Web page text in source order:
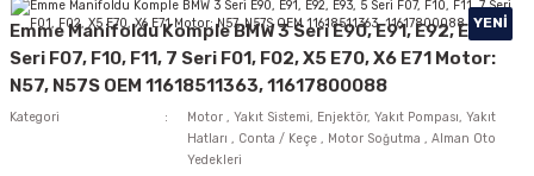
Yakıt Pompası, Yakıt Hatları
Alternatör Marş Motoru YENI
Emme Manifoldu Komple BMW 3 Seri E90, E91, E92, E93, 5
Seri F07, F10, F11, 7 Seri F01, F02, X5 E70, X6 E71 Motor:
N57, N57S OEM 11618511363, 11617800088
Kategori Motor , Yakıt Sistemi, Enjektör, Yakıt Pompası, Yakıt
Hatları , Conta / Keçe , Motor Soğutma , Alman Oto
Yedekleri